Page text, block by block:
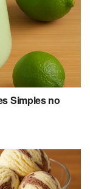
Simples no